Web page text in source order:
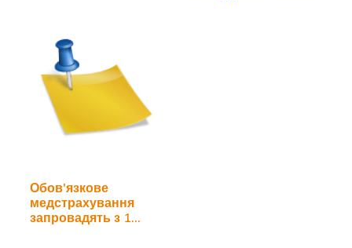
Обов'язкове
медстрахування
запровадять з 1